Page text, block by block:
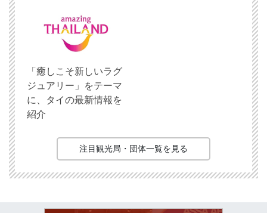
「癒しこそ新しいラグ
ジュアリー」をテーマ
に、タイの最新情報を
紹介
注目観光局・団体一覧を見る